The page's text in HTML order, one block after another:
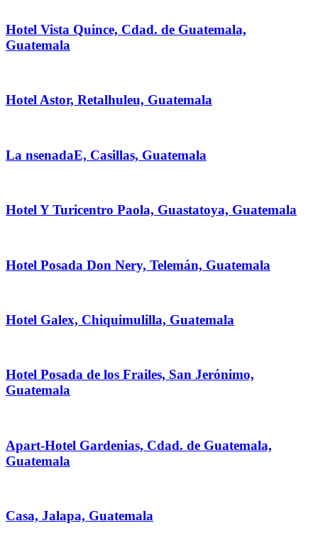
Hotel Vista Quince, Cdad. de Guatemala,
Guatemala
Hotel Astor, Retalhuleu, Guatemala
La nsenadaE, Casillas, Guatemala
Hotel Y Turicentro Paola, Guastatoya, Guatemala
Hotel Posada Don Nery, Telemán, Guatemala
Hotel Galex, Chiquimulilla, Guatemala
Hotel Posada de los Frailes, San Jerónimo,
Guatemala
Apart-Hotel Gardenias, Cdad. de Guatemala,
Guatemala
Casa, Jalapa, Guatemala